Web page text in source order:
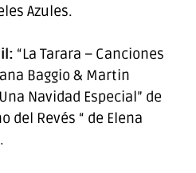
Azules.
“La Tarara – Canciones
Baggio & Martin
Navidad Especial” de
del Revés “ de Elena